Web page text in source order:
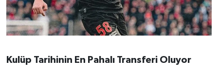
Kulüp Tarihinin En Pahalı Transferi Oluyor
Trend
TÜRKİYE
VİZYONDAKİLER